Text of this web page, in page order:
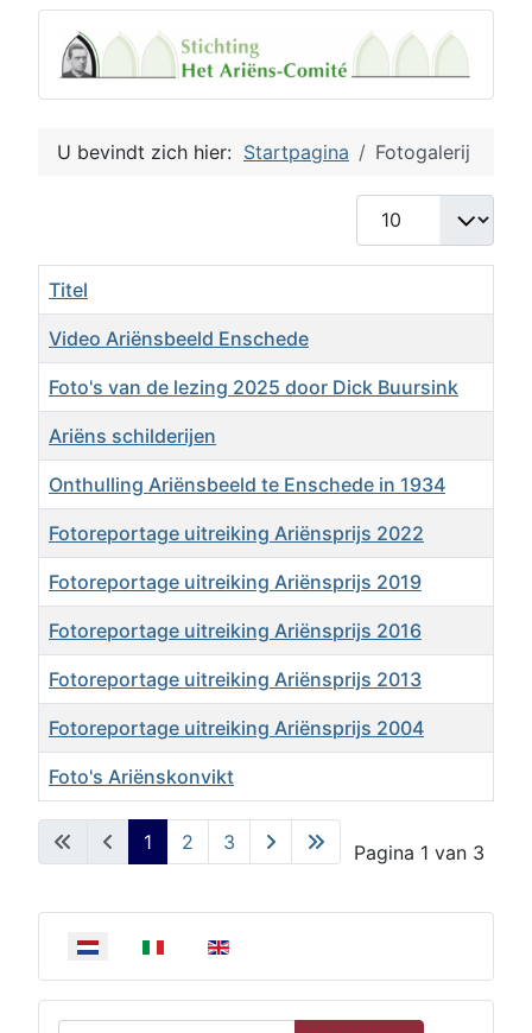
Selecteer de taal
U bevindt zich hier: Startpagina Fotogalerij
Toon #
Artikelen
Titel
Video Ariënsbeeld Enschede
Foto's van de lezing 2025 door Dick Buursink
Ariëns schilderijen
Onthulling Ariënsbeeld te Enschede in 1934
Fotoreportage uitreiking Ariënsprijs 2022
Fotoreportage uitreiking Ariënsprijs 2019
Fotoreportage uitreiking Ariënsprijs 2016
Fotoreportage uitreiking Ariënsprijs 2013
Fotoreportage uitreiking Ariënsprijs 2004
Foto's Ariënskonvikt
Pagina 1 van 3
1 2 3